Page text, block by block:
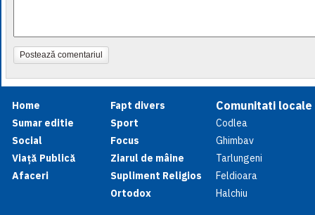
Postează comentariul
Home
Sumar editie
Social
Viață Publică
Afaceri
Fapt divers
Sport
Focus
Ziarul de mâine
Supliment Religios
Ortodox
Comunitati locale
Codlea
Ghimbav
Tarlungeni
Feldioara
Halchiu